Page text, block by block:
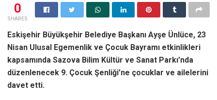
0
SHARES
Eskişehir Büyükşehir Belediye Başkanı Ayşe Ünlüce, 23
Nisan Ulusal Egemenlik ve Çocuk Bayramı etkinlikleri
kapsamında Sazova Bilim Kültür ve Sanat Parkı’nda
düzenlenecek 9. Çocuk Şenliği’ne çocuklar ve ailelerini
davet etti.